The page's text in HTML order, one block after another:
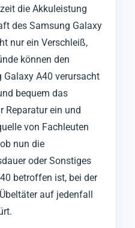
die Akkuleistung
des Samsung Galaxy
nur ein Verschleiß,
können den
A40 verursacht
bequem das
Reparatur ein und
von Fachleuten
nun die
oder Sonstiges
betroffen ist, bei der
auf jedenfall